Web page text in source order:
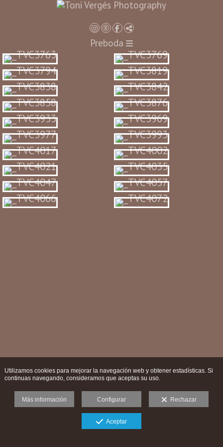
Preboda
Utilizamos cookies para mejorar la navegación web y obtener estadísticas. Si
continuas navegando, consideramos que aceptas su uso.
Más información Configurar Rechazar
Aceptar